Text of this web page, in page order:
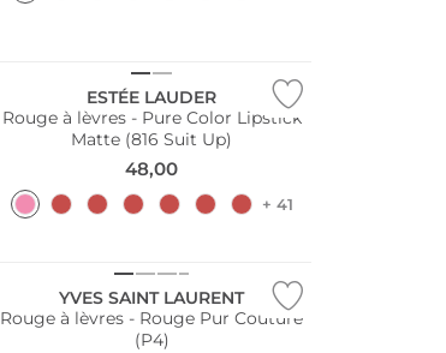
ESTÉE LAUDER
Rouge à lèvres - Pure Color Lipstick
Matte (816 Suit Up)
48,00
+ 41
YVES SAINT LAURENT
Rouge à lèvres - Rouge Pur Couture
(P4)